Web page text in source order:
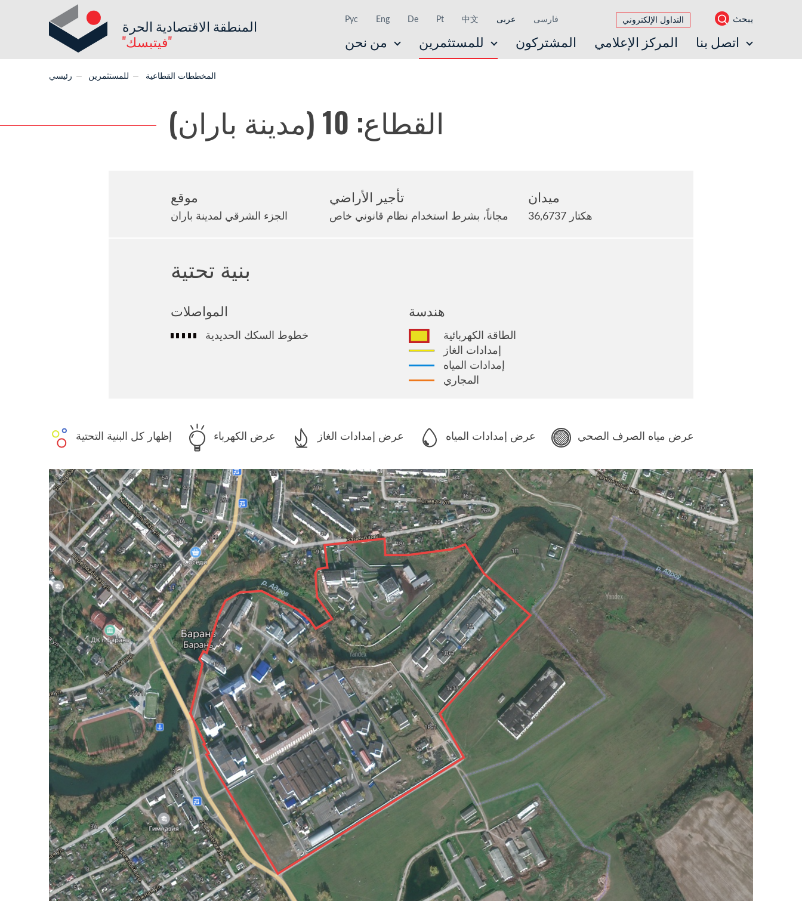
المنطقة الاقتصادية الحرة
"فيتبسك"
Рус Eng De Pt 中文 عربى فارسی التداول الإلكتروني يبحث
من نحن للمستثمرين المشتركون المركز الإعلامي اتصل بنا
رئيسي للمستثمرين المخططات القطاعية
القطاع: 10 (مدينة باران)
موقع
الجزء الشرقي لمدينة باران
تأجير الأراضي
مجاناً، بشرط استخدام نظام قانوني خاص
ميدان
36,6737 هكتار
بنية تحتية
المواصلات
خطوط السكك الحديدية
هندسة
الطاقة الكهربائية
إمدادات الغاز
إمدادات المياه
المجاري
إظهار كل البنية التحتية عرض الكهرباء عرض إمدادات الغاز عرض إمدادات المياه عرض مياه الصرف الصحي